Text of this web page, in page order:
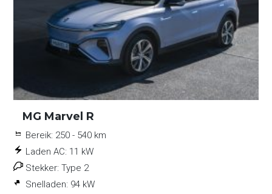
MG Marvel R
Bereik: 250 - 540 km
Laden AC: 11 kW
Stekker: Type 2
Snelladen: 94 kW